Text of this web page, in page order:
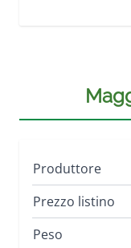
Produttore
Prezzo listino
Peso